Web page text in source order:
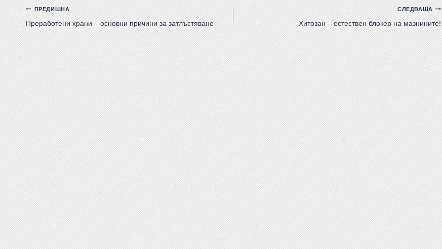
ПРЕДИШНА
Преработени храни – основни причини за затлъстяване
СЛЕДВАЩА
Хитозан – естествен блокер на мазнините!